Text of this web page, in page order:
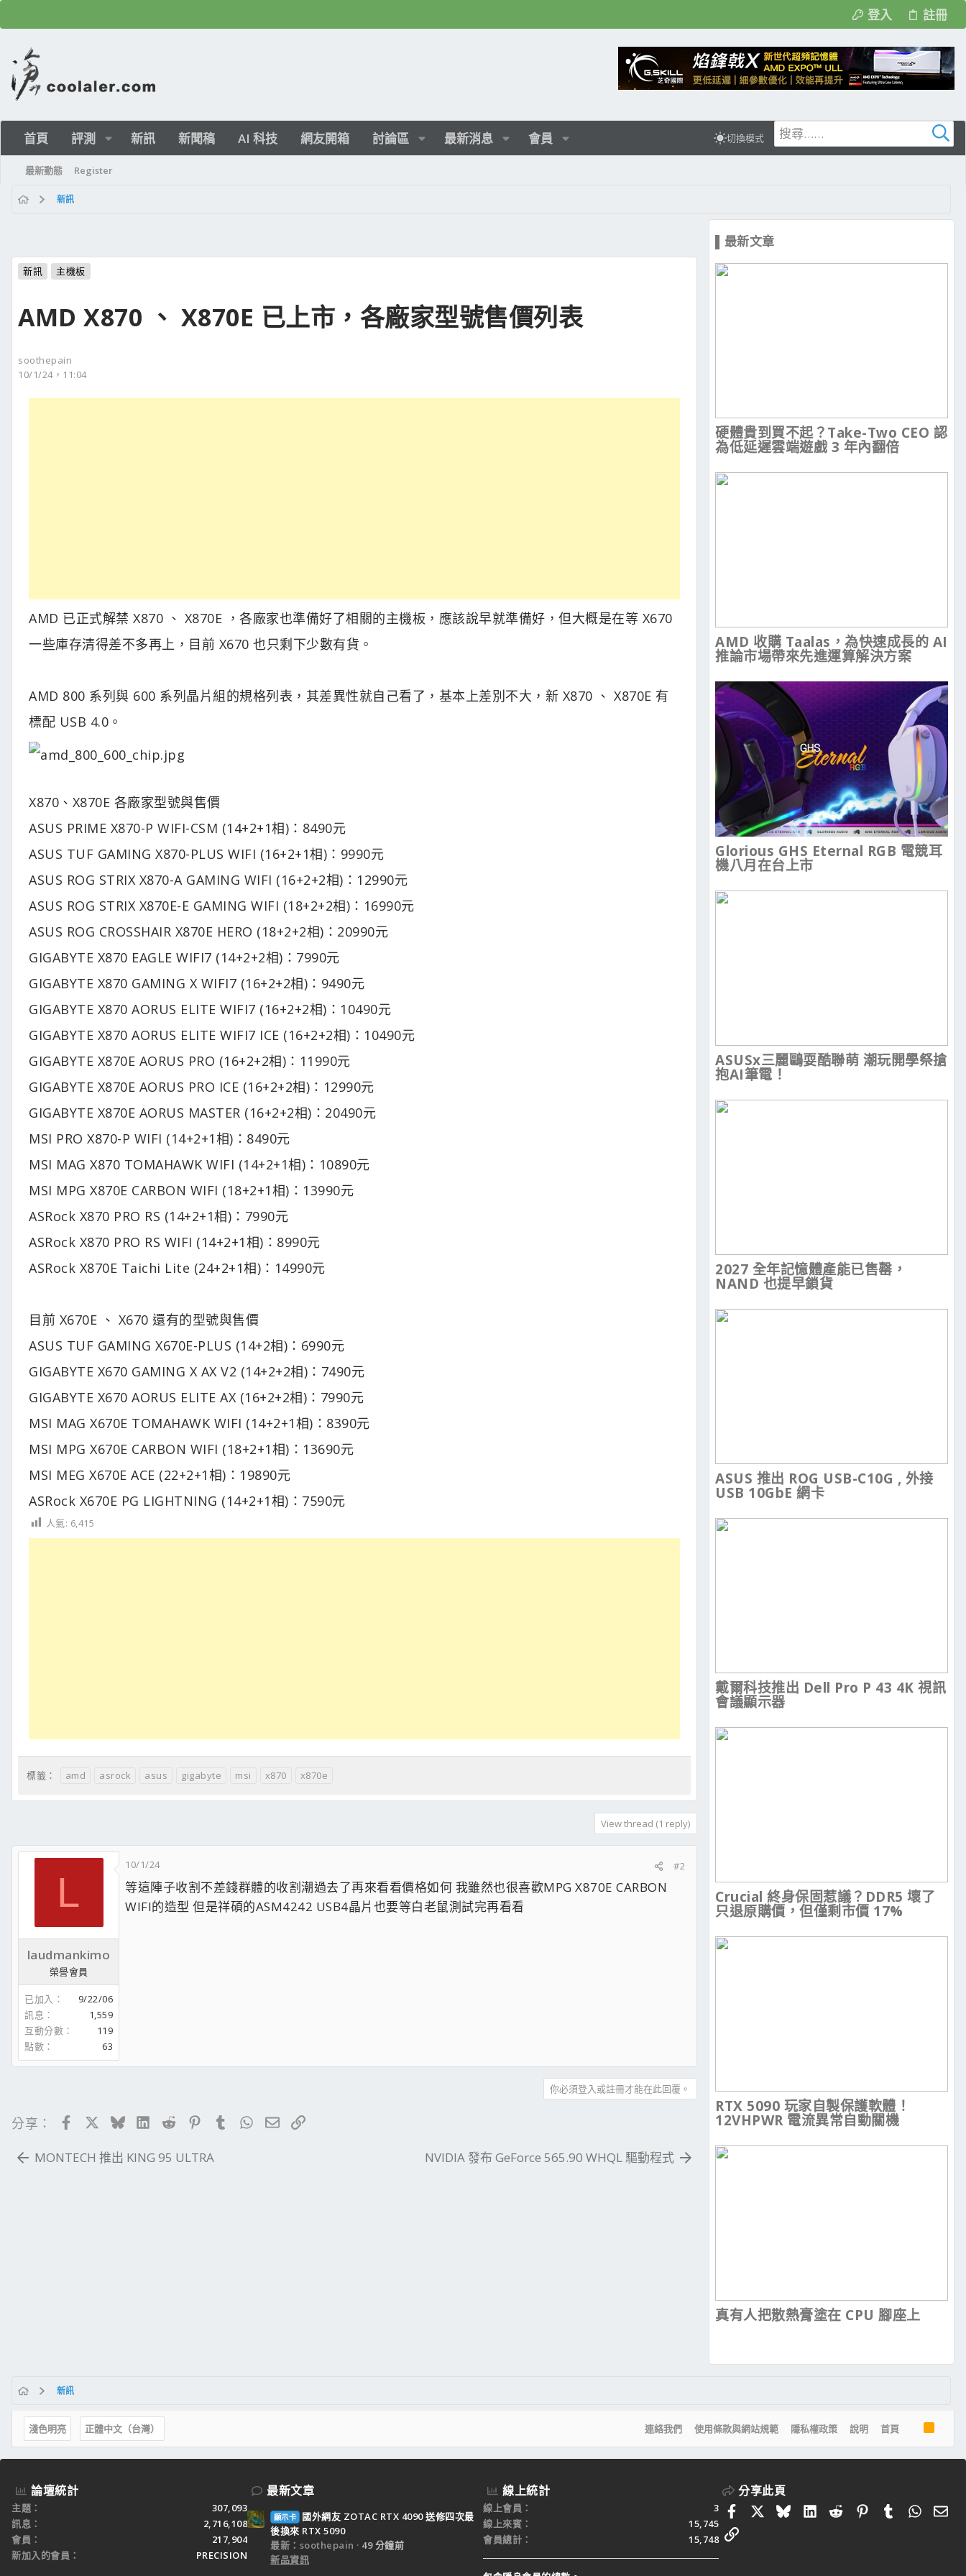
登入 註冊
首頁 評測 新訊 新聞稿 AI 科技 網友開箱 討論區 最新消息 會員 切換模式
最新動態 Register
新訊
新訊 主機板
AMD X870 、 X870E 已上市，各廠家型號售價列表
soothepain
10/1/24，11:04
AMD 已正式解禁 X870 、 X870E ，各廠家也準備好了相關的主機板，應該說早就準備好，但大概是在等 X670
一些庫存清得差不多再上，目前 X670 也只剩下少數有貨。
AMD 800 系列與 600 系列晶片組的規格列表，其差異性就自己看了，基本上差別不大，新 X870 、 X870E 有
標配 USB 4.0。
X870、X870E 各廠家型號與售價
ASUS PRIME X870-P WIFI-CSM (14+2+1相)：8490元
ASUS TUF GAMING X870-PLUS WIFI (16+2+1相)：9990元
ASUS ROG STRIX X870-A GAMING WIFI (16+2+2相)：12990元
ASUS ROG STRIX X870E-E GAMING WIFI (18+2+2相)：16990元
ASUS ROG CROSSHAIR X870E HERO (18+2+2相)：20990元
GIGABYTE X870 EAGLE WIFI7 (14+2+2相)：7990元
GIGABYTE X870 GAMING X WIFI7 (16+2+2相)：9490元
GIGABYTE X870 AORUS ELITE WIFI7 (16+2+2相)：10490元
GIGABYTE X870 AORUS ELITE WIFI7 ICE (16+2+2相)：10490元
GIGABYTE X870E AORUS PRO (16+2+2相)：11990元
GIGABYTE X870E AORUS PRO ICE (16+2+2相)：12990元
GIGABYTE X870E AORUS MASTER (16+2+2相)：20490元
MSI PRO X870-P WIFI (14+2+1相)：8490元
MSI MAG X870 TOMAHAWK WIFI (14+2+1相)：10890元
MSI MPG X870E CARBON WIFI (18+2+1相)：13990元
ASRock X870 PRO RS (14+2+1相)：7990元
ASRock X870 PRO RS WIFI (14+2+1相)：8990元
ASRock X870E Taichi Lite (24+2+1相)：14990元
目前 X670E 、 X670 還有的型號與售價
ASUS TUF GAMING X670E-PLUS (14+2相)：6990元
GIGABYTE X670 GAMING X AX V2 (14+2+2相)：7490元
GIGABYTE X670 AORUS ELITE AX (16+2+2相)：7990元
MSI MAG X670E TOMAHAWK WIFI (14+2+1相)：8390元
MSI MPG X670E CARBON WIFI (18+2+1相)：13690元
MSI MEG X670E ACE (22+2+1相)：19890元
ASRock X670E PG LIGHTNING (14+2+1相)：7590元
人氣: 6,415
標籤： amd asrock asus gigabyte msi x870 x870e
View thread (1 reply)
L
laudmankimo
榮譽會員
已加入
9/22/06
訊息
1,559
互動分數
119
點數
63
10/1/24 #2
等這陣子收割不差錢群體的收割潮過去了再來看看價格如何 我雖然也很喜歡MPG X870E CARBON
WIFI的造型 但是祥碩的ASM4242 USB4晶片也要等白老鼠測試完再看看
你必須登入或註冊才能在此回覆。
分享： FacebookBlueskyLinkedIn
RedditPinterestTumblrWhatsApp
電子郵件
連結
MONTECH 推出 KING 95 ULTRA NVIDIA 發布 GeForce 565.90 WHQL 驅動程式
▌最新文章
硬體貴到買不起？Take-Two CEO 認
為低延遲雲端遊戲 3 年內翻倍
AMD 收購 Taalas，為快速成長的 AI
推論市場帶來先進運算解決方案
Glorious GHS Eternal RGB 電競耳
機八月在台上市
ASUSx三麗鷗耍酷聯萌 潮玩開學祭搶
抱AI筆電！
2027 全年記憶體產能已售罄，
NAND 也提早鎖貨
ASUS 推出 ROG USB-C10G , 外接
USB 10GbE 網卡
戴爾科技推出 Dell Pro P 43 4K 視訊
會議顯示器
Crucial 終身保固惹議？DDR5 壞了
只退原購價，但僅剩市價 17%
RTX 5090 玩家自製保護軟體！
12VHPWR 電流異常自動關機
真有人把散熱膏塗在 CPU 腳座上
新訊
淺色明亮 正體中文（台灣） 連絡我們 使用條款與網站規範 隱私權政策 說明 首頁
S
論壇統計
主題
307,093
訊息
2,716,108
會員
217,904
新加入的會員
PRECISION
最新文章
顯示卡
國外網友 ZOTAC RTX 4090 送修四次最
後換來 RTX 5090
最新：soothepain
49 分鐘前
新品資訊
線上統計
線上會員
3
線上來賓
15,745
會員總計
15,748
分享此頁
FacebookBlueskyLinkedIn
RedditPinterestTumblr 電
連結